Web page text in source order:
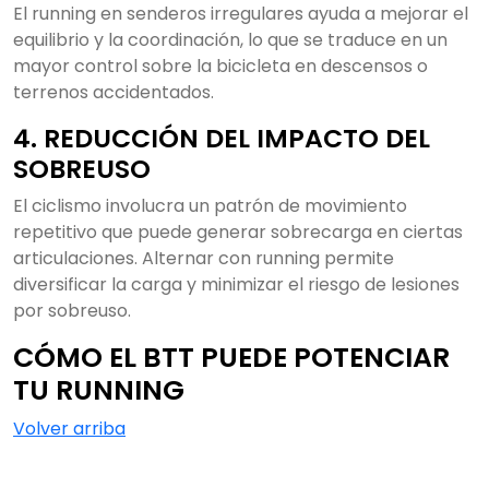
El running en senderos irregulares ayuda a mejorar el
equilibrio y la coordinación, lo que se traduce en un
mayor control sobre la bicicleta en descensos o
terrenos accidentados.
4. REDUCCIÓN DEL IMPACTO DEL
SOBREUSO
El ciclismo involucra un patrón de movimiento
repetitivo que puede generar sobrecarga en ciertas
articulaciones. Alternar con running permite
diversificar la carga y minimizar el riesgo de lesiones
por sobreuso.
CÓMO EL BTT PUEDE POTENCIAR
TU RUNNING
Volver arriba